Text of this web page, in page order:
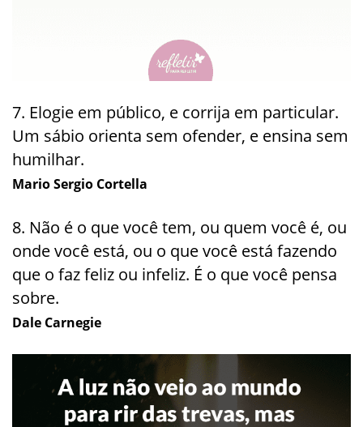
7. Elogie em público, e corrija em particular.
Um sábio orienta sem ofender, e ensina sem
humilhar.
Mario Sergio Cortella
8. Não é o que você tem, ou quem você é, ou
onde você está, ou o que você está fazendo
que o faz feliz ou infeliz. É o que você pensa
sobre.
Dale Carnegie